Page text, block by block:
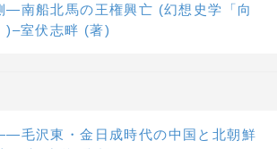
―南船北馬の王権興亡 (幻想史学「向
)–室伏志畔 (著)
毛沢東・金日成時代の中国と北朝鮮